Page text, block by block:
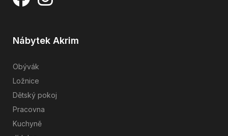
Nábytek Akrim
Obývák
Ložnice
Dětský pokoj
Pracovna
Kuchyně